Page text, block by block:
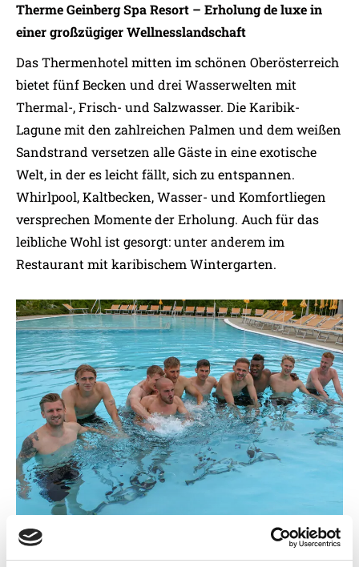
Therme Geinberg Spa Resort – Erholung de luxe in
einer großzügiger Wellnesslandschaft
Das Thermenhotel mitten im schönen Oberösterreich
bietet fünf Becken und drei Wasserwelten mit
Thermal-, Frisch- und Salzwasser. Die Karibik-
Lagune mit den zahlreichen Palmen und dem weißen
Sandstrand versetzen alle Gäste in eine exotische
Welt, in der es leicht fällt, sich zu entspannen.
Whirlpool, Kaltbecken, Wasser- und Komfortliegen
versprechen Momente der Erholung. Auch für das
leibliche Wohl ist gesorgt: unter anderem im
Restaurant mit karibischem Wintergarten.